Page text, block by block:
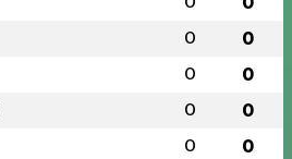
0 0
0 0
0 0
0 0